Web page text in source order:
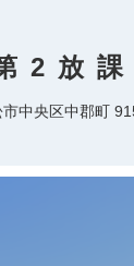
2放
市中央区中郡町